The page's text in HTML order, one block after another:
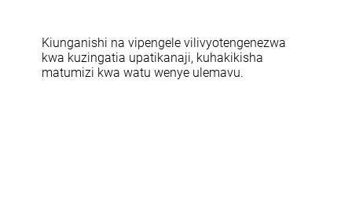
Kiunganishi na vipengele vilivyotengenezwa
kwa kuzingatia upatikanaji, kuhakikisha
matumizi kwa watu wenye ulemavu.